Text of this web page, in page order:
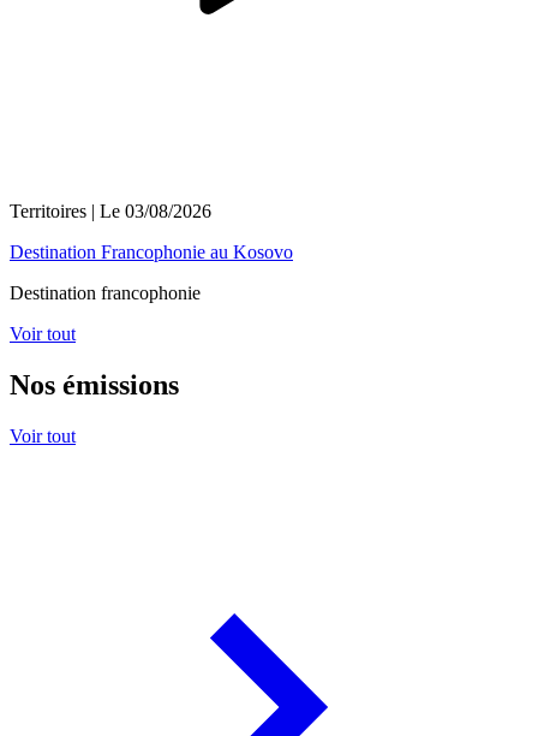
Territoires | Le 03/08/2026
Destination Francophonie au Kosovo
Destination francophonie
Voir tout
Nos émissions
Voir tout